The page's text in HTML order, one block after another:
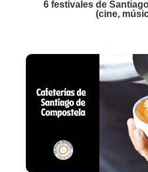
6 festivales de
(cine,